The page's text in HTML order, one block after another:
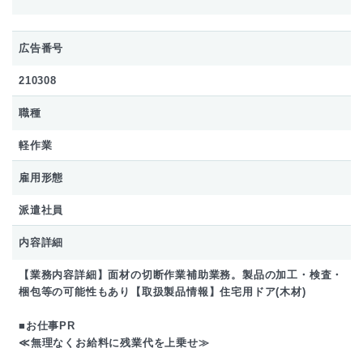
広告番号
210308
職種
軽作業
雇用形態
派遣社員
内容詳細
【業務内容詳細】面材の切断作業補助業務。製品の加工・検査・
梱包等の可能性もあり【取扱製品情報】住宅用ドア(木材)
■お仕事PR
≪無理なくお給料に残業代を上乗せ≫